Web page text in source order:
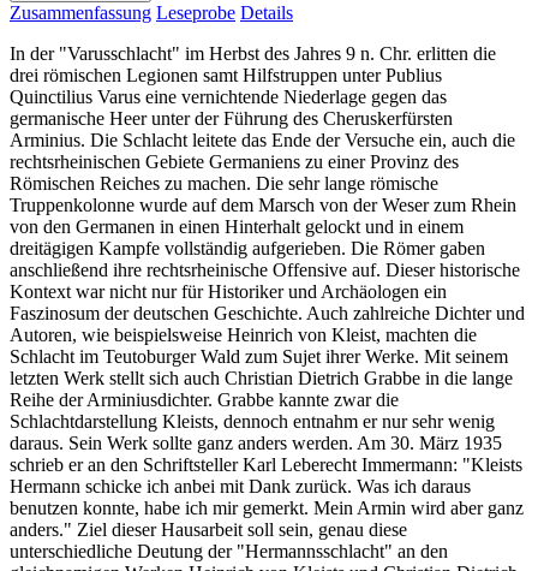
Zusammenfassung Leseprobe Details
In der "Varusschlacht" im Herbst des Jahres 9 n. Chr. erlitten die
drei römischen Legionen samt Hilfstruppen unter Publius
Quinctilius Varus eine vernichtende Niederlage gegen das
germanische Heer unter der Führung des Cheruskerfürsten
Arminius. Die Schlacht leitete das Ende der Versuche ein, auch die
rechtsrheinischen Gebiete Germaniens zu einer Provinz des
Römischen Reiches zu machen. Die sehr lange römische
Truppenkolonne wurde auf dem Marsch von der Weser zum Rhein
von den Germanen in einen Hinterhalt gelockt und in einem
dreitägigen Kampfe vollständig aufgerieben. Die Römer gaben
anschließend ihre rechtsrheinische Offensive auf. Dieser historische
Kontext war nicht nur für Historiker und Archäologen ein
Faszinosum der deutschen Geschichte. Auch zahlreiche Dichter und
Autoren, wie beispielsweise Heinrich von Kleist, machten die
Schlacht im Teutoburger Wald zum Sujet ihrer Werke. Mit seinem
letzten Werk stellt sich auch Christian Dietrich Grabbe in die lange
Reihe der Arminiusdichter. Grabbe kannte zwar die
Schlachtdarstellung Kleists, dennoch entnahm er nur sehr wenig
daraus. Sein Werk sollte ganz anders werden. Am 30. März 1935
schrieb er an den Schriftsteller Karl Leberecht Immermann: "Kleists
Hermann schicke ich anbei mit Dank zurück. Was ich daraus
benutzen konnte, habe ich mir gemerkt. Mein Armin wird aber ganz
anders." Ziel dieser Hausarbeit soll sein, genau diese
unterschiedliche Deutung der "Hermannsschlacht" an den